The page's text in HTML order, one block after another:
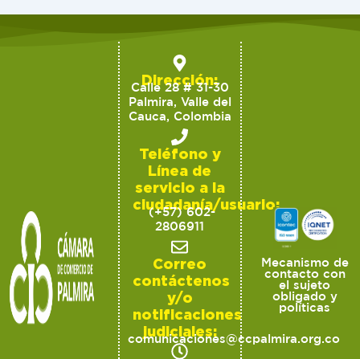
Dirección:
Calle 28 # 31-30
Palmira, Valle del
Cauca, Colombia
Teléfono y
Línea de
servicio a la
ciudadanía/usuario:
(+57) 602-
2806911
Correo
contáctenos
y/o
notificaciones
judiciales:
comunicaciones@ccpalmira.org.co
Mecanismo de
contacto con
el sujeto
obligado y
políticas